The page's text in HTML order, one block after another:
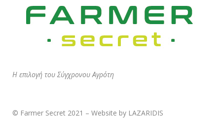
Η επιλογή του Σύγχρονου Αγρότη
© Farmer Secret 2021 – Website by LAZARIDIS